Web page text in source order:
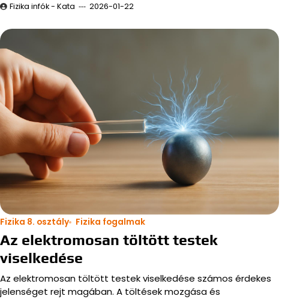
Fizika infók - Kata 2026-01-22
Fizika 8. osztály Fizika fogalmak
Az elektromosan töltött testek
viselkedése
Az elektromosan töltött testek viselkedése számos érdekes
jelenséget rejt magában. A töltések mozgása és